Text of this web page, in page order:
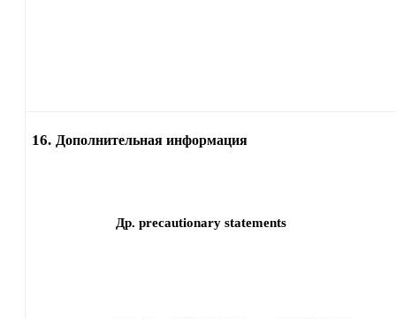
16. Дополнительная информация
Др. precautionary statements